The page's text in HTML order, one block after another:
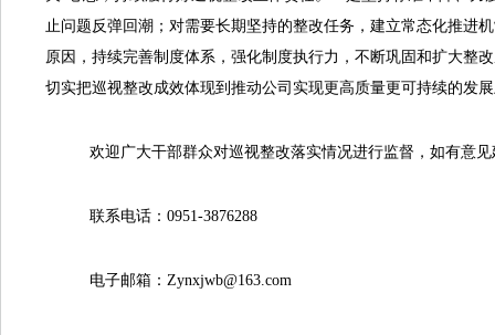
止问题反弹回潮；对需要长期坚持的整改任务，建立常态化推进
原因，持续完善制度体系，强化制度执行力，不断巩固和扩大整
切实把巡视整改成效体现到推动公司实现更高质量更可持续的发
欢迎广大干部群众对巡视整改落实情况进行监督，如有意见
联系电话：0951-3876288
电子邮箱：Zynxjwb@163.com